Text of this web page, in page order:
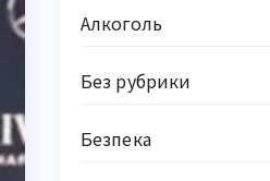
Алкоголь
Без рубрики
Безпека